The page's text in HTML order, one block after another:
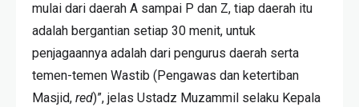
mulai dari daerah A sampai P dan Z, tiap daerah itu
adalah bergantian setiap 30 menit, untuk
penjagaannya adalah dari pengurus daerah serta
temen-temen Wastib (Pengawas dan ketertiban
Masjid, red)”, jelas Ustadz Muzammil selaku Kepala